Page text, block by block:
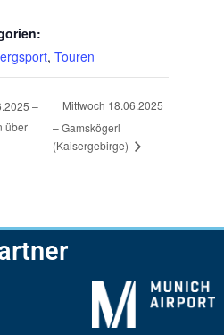
,Touren
–
über
Mittwoch 18.06.2025
– Gamskögerl
(Kaisergebirge)